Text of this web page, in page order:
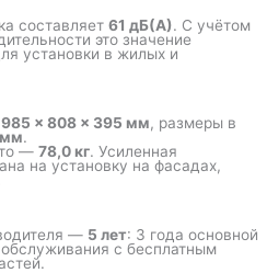
составляет 61 дБ(А). С учётом
это значение
установки в жилых и
985 × 808 × 395 мм, размеры в
мм.
— 78,0 кг. Усиленная
на установку на фасадах,
— 5 лет: 3 года основной
с бесплатным